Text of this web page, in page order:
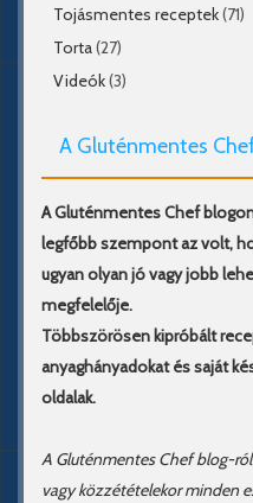
Tojásmentes receptek(71)
Torta(27)
Videók(3)
A Gluténmentes
A Gluténmentes Chef
legfőbb szempont az volt,
ugyan olyan jó vagy jobb
megfelelője.
Többszörösen kipróbált
anyaghányadokat és saját
oldalak.
A Gluténmentes Chef blog-
vagy közzétételekor minden